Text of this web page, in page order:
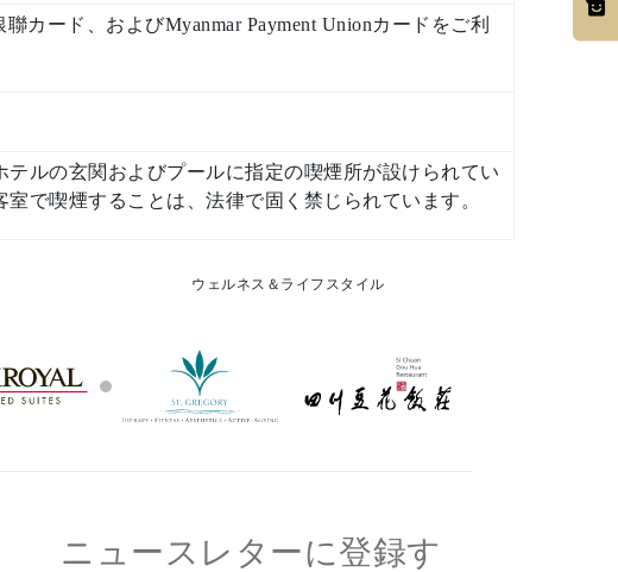
カード、およびMyanmar Payment Unionカードをご利
ルの玄関およびプールに指定の喫煙所が設けられてい
で喫煙することは、法律で固く禁じられています。
ウェルネス＆ライフスタイル
ニュースレターに登録す